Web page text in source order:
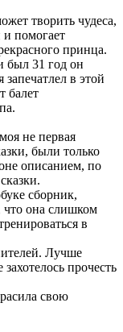
творить чудеса,
помогает
принца.
был 31 год он
в этой
балет
не первая
были только
описанием, по
сборник,
что она слишком
в
Лучше
прочесть
свою